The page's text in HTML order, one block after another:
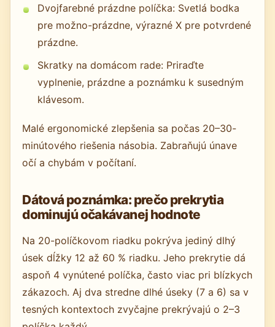
Dvojfarebné prázdne políčka: Svetlá bodka
pre možno-prázdne, výrazné X pre potvrdené
prázdne.
Skratky na domácom rade: Priraďte
vyplnenie, prázdne a poznámku k susedným
klávesom.
Malé ergonomické zlepšenia sa počas 20–30-
minútového riešenia násobia. Zabraňujú únave
očí a chybám v počítaní.
Dátová poznámka: prečo prekrytia
dominujú očakávanej hodnote
Na 20-políčkovom riadku pokrýva jediný dlhý
úsek dĺžky 12 až 60 % riadku. Jeho prekrytie dá
aspoň 4 vynútené políčka, často viac pri blízkych
zákazoch. Aj dva stredne dlhé úseky (7 a 6) sa v
tesných kontextoch zvyčajne prekrývajú o 2–3